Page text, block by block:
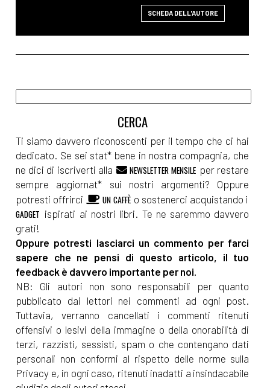
SCHEDA DELL'AUTORE
Ti siamo davvero riconoscenti per il tempo che ci hai
dedicato. Se sei stat* bene in nostra compagnia, che
ne dici di iscriverti alla
NEWSLETTER MENSILE per restare
sempre aggiornat* sui nostri argomenti? Oppure
potresti offrirci
UN CAFFÈ o sostenerci acquistando i
GADGET ispirati ai nostri libri. Te ne saremmo davvero
grati!
Oppure potresti lasciarci un commento per farci
sapere che ne pensi di questo articolo, il tuo
feedback è davvero importante per noi.
NB: Gli autori non sono responsabili per quanto
pubblicato dai lettori nei commenti ad ogni post.
Tuttavia, verranno cancellati i commenti ritenuti
offensivi o lesivi della immagine o della onorabilità di
terzi, razzisti, sessisti, spam o che contengano dati
personali non conformi al rispetto delle norme sulla
Privacy e, in ogni caso, ritenuti inadatti a insindacabile